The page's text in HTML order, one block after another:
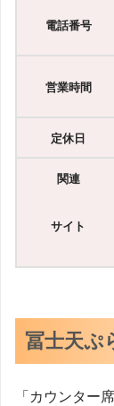
電話番号
営業時間
定休日
関連
サイト
冨士天ぷ
「カウンター